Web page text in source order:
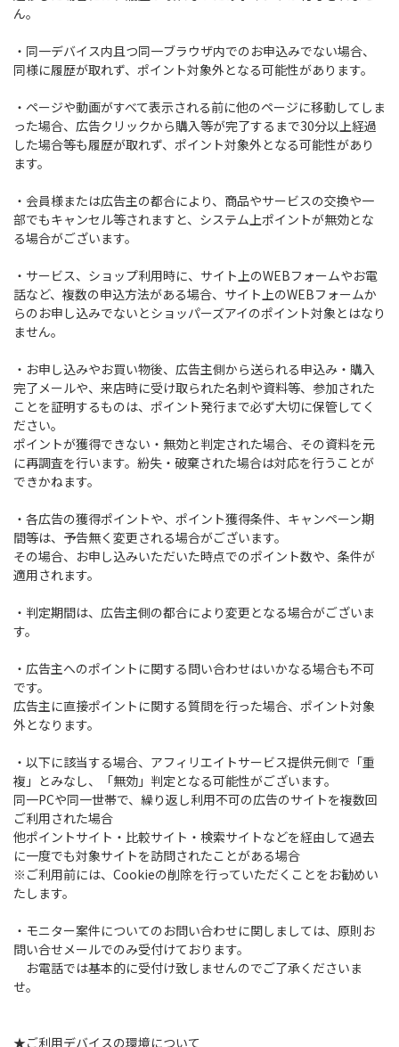
ん。
・同一デバイス内且つ同一ブラウザ内でのお申込みでない場合、
同様に履歴が取れず、ポイント対象外となる可能性があります。
・ページや動画がすべて表示される前に他のページに移動してしま
った場合、広告クリックから購入等が完了するまで30分以上経過
した場合等も履歴が取れず、ポイント対象外となる可能性があり
ます。
・会員様または広告主の都合により、商品やサービスの交換や一
部でもキャンセル等されますと、システム上ポイントが無効とな
る場合がございます。
・サービス、ショップ利用時に、サイト上のWEBフォームやお電
話など、複数の申込方法がある場合、サイト上のWEBフォームか
らのお申し込みでないとショッパーズアイのポイント対象とはなり
ません。
・お申し込みやお買い物後、広告主側から送られる申込み・購入
完了メールや、来店時に受け取られた名刺や資料等、参加された
ことを証明するものは、ポイント発行まで必ず大切に保管してく
ださい。
ポイントが獲得できない・無効と判定された場合、その資料を元
に再調査を行います。紛失・破棄された場合は対応を行うことが
できかねます。
・各広告の獲得ポイントや、ポイント獲得条件、キャンペーン期
間等は、予告無く変更される場合がございます。
その場合、お申し込みいただいた時点でのポイント数や、条件が
適用されます。
・判定期間は、広告主側の都合により変更となる場合がございま
す。
・広告主へのポイントに関する問い合わせはいかなる場合も不可
です。
広告主に直接ポイントに関する質問を行った場合、ポイント対象
外となります。
・以下に該当する場合、アフィリエイトサービス提供元側で「重
複」とみなし、「無効」判定となる可能性がございます。
同一PCや同一世帯で、繰り返し利用不可の広告のサイトを複数回
ご利用された場合
他ポイントサイト・比較サイト・検索サイトなどを経由して過去
に一度でも対象サイトを訪問されたことがある場合
※ご利用前には、Cookieの削除を行っていただくことをお勧めい
たします。
・モニター案件についてのお問い合わせに関しましては、原則お
問い合せメールでのみ受付けております。
お電話では基本的に受付け致しませんのでご了承くださいま
せ。
★ご利用デバイスの環境について